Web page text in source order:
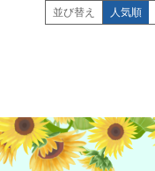
並び替え 人気順